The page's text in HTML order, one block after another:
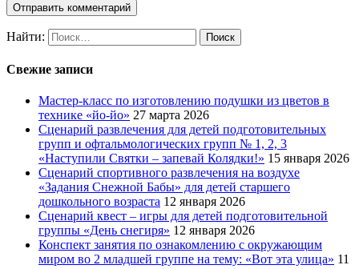
Найти:
Свежие записи
Мастер-класс по изготовлению подушки из цветов в
технике «йо-йо» 27 марта 2026
Сценарий развлечения для детей подготовительных
групп и офтальмологических групп № 1, 2, 3
«Наступили Святки – запевай Колядки!» 15 января 2026
Сценарий спортивного развлечения на воздухе
«Задания Снежной Бабы» для детей старшего
дошкольного возраста 12 января 2026
Сценарий квест – игры для детей подготовительной
группы «День снегиря» 12 января 2026
Конспект занятия по ознакомлению с окружающим
миром во 2 младшей группе на тему: «Вот эта улица» 11